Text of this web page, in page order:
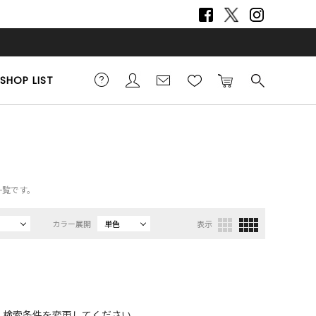
SHOP LIST
です。
カラー展開 単色 表示